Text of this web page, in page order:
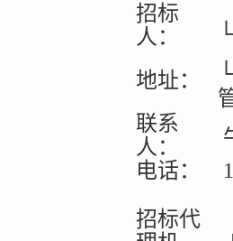
招标
人：
地址：
联系
人：
电话：
招标代